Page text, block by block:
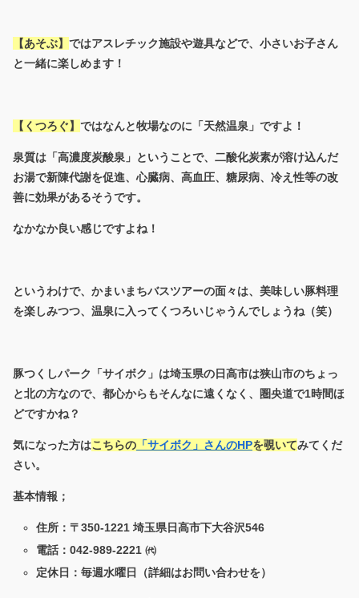
【あそぶ】 ではアスレチック施設や遊具などで、小さいお子さん
と一緒に楽しめます！
【くつろぐ】 ではなんと牧場なのに「天然温泉」ですよ！
泉質は「高濃度炭酸泉」ということで、二酸化炭素が溶け込んだ
お湯で新陳代謝を促進、心臓病、高血圧、糖尿病、冷え性等の改
善に効果があるそうです。
なかなか良い感じですよね！
というわけで、かまいまちバスツアーの面々は、美味しい豚料理
を楽しみつつ、温泉に入ってくつろいじゃうんでしょうね（笑）
豚つくしパーク「サイボク」は埼玉県の日高市は狭山市のちょっ
と北の方なので、都心からもそんなに遠くなく、圏央道で1時間ほ
どですかね？
気になった方はこちらの 「サイボク」さんのHPを覗いてみてくだ
さい。
基本情報；
住所：〒350-1221 埼玉県日高市下大谷沢546
電話：042-989-2221 ㈹
定休日：毎週水曜日（詳細はお問い合わせを）